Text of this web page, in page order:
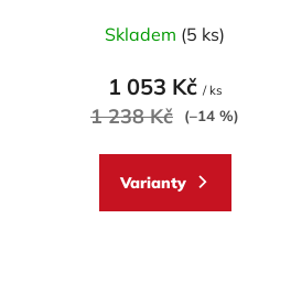
hodnocení
produktu
je
5
Skladem (5 ks)
1 053 Kč / ks
1 238 Kč (–14 %)
Varianty